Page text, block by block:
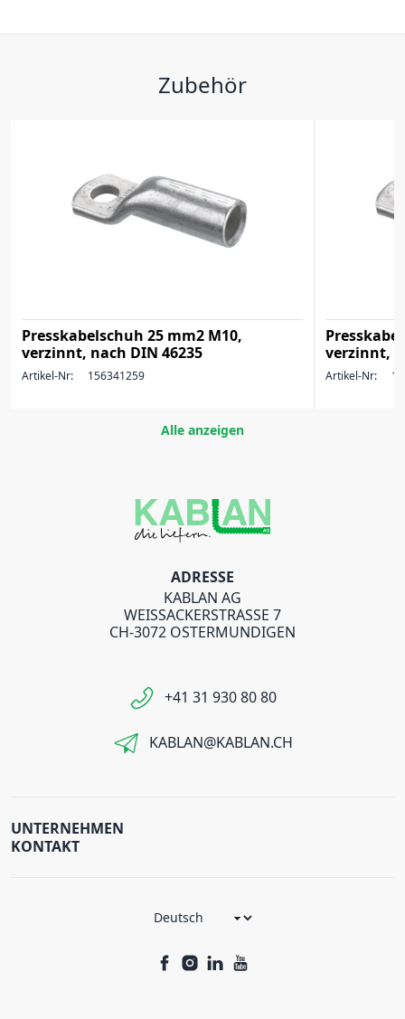
Zubehör
Presskabelschuh 25 mm2 M10,
verzinnt, nach DIN 46235
Artikel-Nr: 156341259
verzinnt,
Artikel-Nr:
Alle anzeigen
ADRESSE
KABLAN AG
WEISSACKERSTRASSE 7
CH-3072 OSTERMUNDIGEN
+41 31 930 80 80
KABLAN@KABLAN.CH
UNTERNEHMEN
KONTAKT